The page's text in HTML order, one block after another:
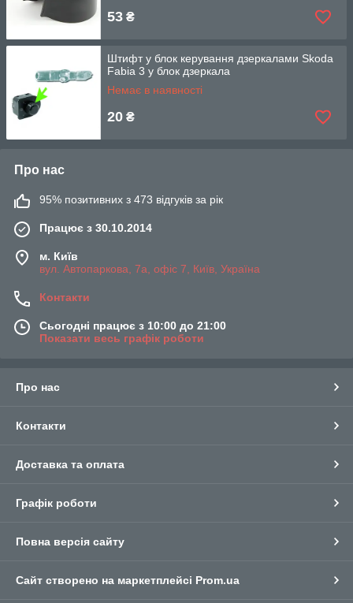
53 ₴
Штифт у блок керування дзеркалами Skoda
Fabia 3 у блок дзеркала
Немає в наявності
20 ₴
Про нас
95% позитивних з 473 відгуків за рік
Працює з 30.10.2014
м. Київ
вул. Автопаркова, 7а, офіс 7, Київ, Україна
Контакти
Сьогодні працює з 10:00 до 21:00
Показати весь графік роботи
Про нас
Контакти
Доставка та оплата
Графік роботи
Повна версія сайту
Сайт створено на маркетплейсі Prom.ua